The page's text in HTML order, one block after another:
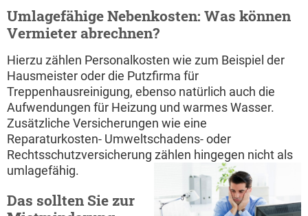
Umlagefähige Nebenkosten: Was können
Vermieter abrechnen?
Hierzu zählen Personalkosten wie zum Beispiel der
Hausmeister oder die Putzfirma für
Treppenhausreinigung, ebenso natürlich auch die
Aufwendungen für Heizung und warmes Wasser.
Zusätzliche Versicherungen wie eine
Reparaturkosten- Umweltschadens- oder
Rechtsschutzversicherung zählen hingegen nicht als
umlagefähig.
Das sollten Sie zur